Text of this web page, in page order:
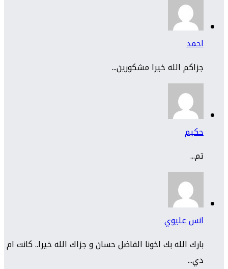
احمد
جزاكم الله خيرا مشكورين...
حكيم
تم...
انس عليوي
بارك الله بك اخونا الفاضل حسان و جزاك الله خيرا.. كانت ام
دي...